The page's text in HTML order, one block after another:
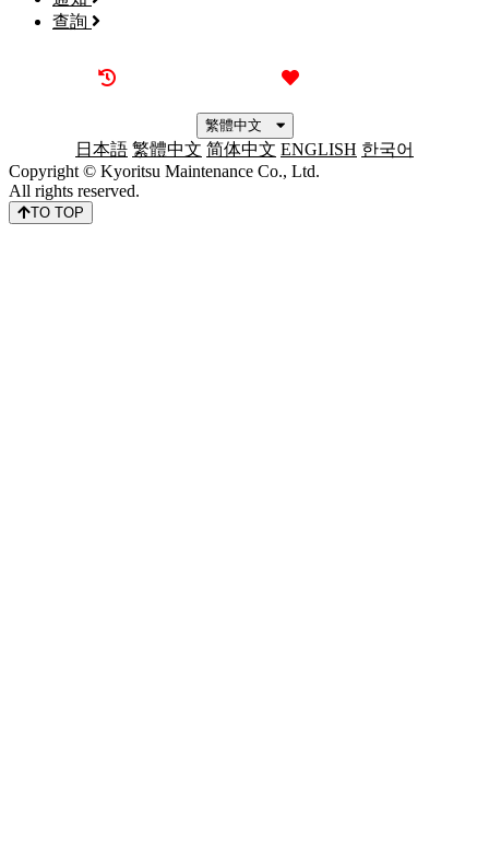
查詢
繁體中文
日本語 繁體中文 简体中文 ENGLISH 한국어
Copyright © Kyoritsu Maintenance Co., Ltd.
All rights reserved.
TO TOP